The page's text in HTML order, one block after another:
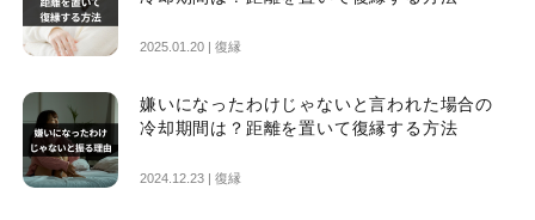
2025.01.20 | 復縁
嫌いになったわけじゃないと言われた場合の
冷却期間は？距離を置いて復縁する方法
2024.12.23 | 復縁